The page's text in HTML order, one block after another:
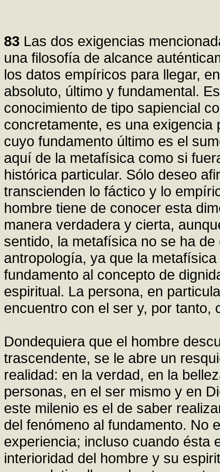
83 Las dos exigencias
una filosofía de alcance
los datos empíricos para llegar,
absoluto, último y fundamental.
conocimiento de tipo sapiencial
concretamente, es una exigencia
cuyo fundamento último es el
aquí de la metafísica como si
histórica particular. Sólo deseo
transcienden lo fáctico y lo
hombre tiene de conocer esta
manera verdadera y cierta,
sentido, la metafísica no se ha
antropología, ya que la
fundamento al concepto de
espiritual. La persona, en
encuentro con el ser y, por tanto,
Dondequiera que el hombre
trascendente, se le abre un
realidad: en la verdad, en la
personas, en el ser mismo y en
este milenio es el de saber
del fenómeno al fundamento. No
experiencia; incluso cuando ésta
interioridad del hombre y su